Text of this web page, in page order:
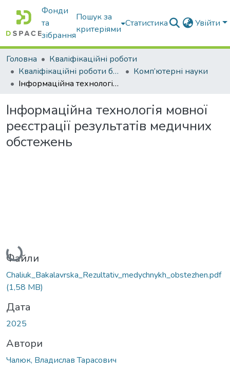
Фонди
та
зібрання
Пошук за
критеріями
Статистика Увійти
Головна
Кваліфікаційні роботи
Кваліфікаційні роботи бакалаврів
Комп’ютерні науки
Інформаційна технологія мовної реєстрації результатів медичних обстежень
Інформаційна технологія мовної
реєстрації результатів медичних
обстежень
Вантажиться...
Файли
Chaliuk_Bakalavrska_Rezultativ_medychnykh_obstezhen.pdf
(1,58 MB)
Дата
2025
Автори
Чалюк, Владислав Тарасович